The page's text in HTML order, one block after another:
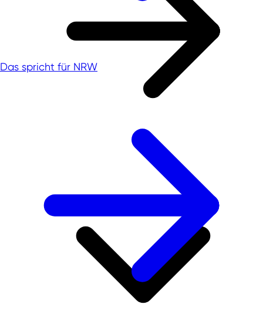
Das spricht für NRW